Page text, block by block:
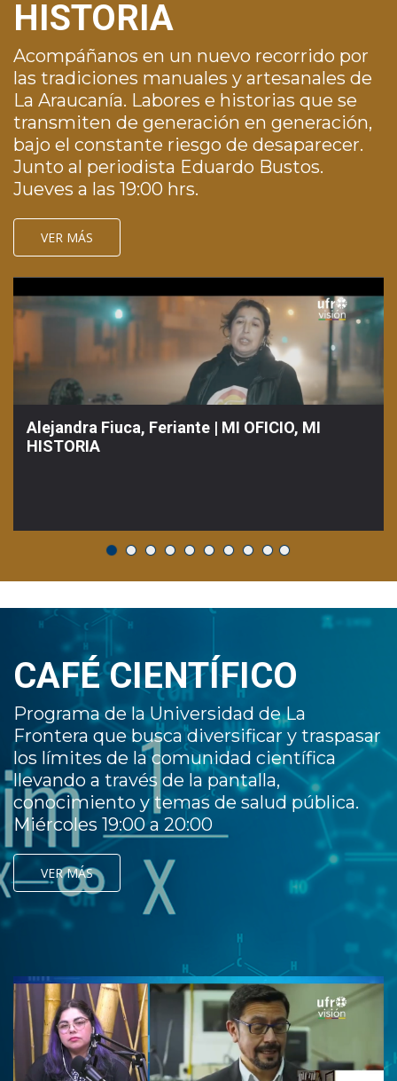
HISTORIA
Acompáñanos en un nuevo recorrido por
las tradiciones manuales y artesanales de
La Araucanía. Labores e historias que se
transmiten de generación en generación,
bajo el constante riesgo de desaparecer.
Junto al periodista Eduardo Bustos.
Jueves a las 19:00 hrs.
VER MÁS
Alejandra Fiuca, Feriante | MI OFICIO, MI
HISTORIA
CAFÉ CIENTÍFICO
Programa de la Universidad de La
Frontera que busca diversificar y traspasar
los límites de la comunidad científica
llevando a través de la pantalla,
conocimiento y temas de salud pública.
Miércoles 19:00 a 20:00
VER MÁS